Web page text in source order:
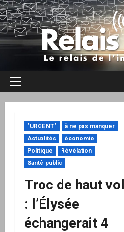
Aller
au
contenu
Menu
"URGENT"
à ne pas manquer
Actualités
économie
Politique
Révélation
Santé public
Troc de haut vol
: l’Élysée
échangerait 4